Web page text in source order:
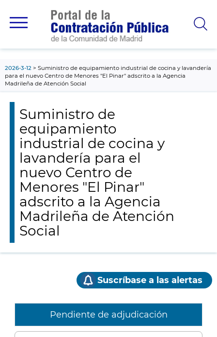
principal
2026-3-12
Suministro de equipamiento industrial de cocina y lavandería
para el nuevo Centro de Menores "El Pinar" adscrito a la Agencia
Madrileña de Atención Social
Suministro de
equipamiento
industrial de cocina y
lavandería para el
nuevo Centro de
Menores "El Pinar"
adscrito a la Agencia
Madrileña de Atención
Social
Suscríbase a las alertas
Pendiente de adjudicación